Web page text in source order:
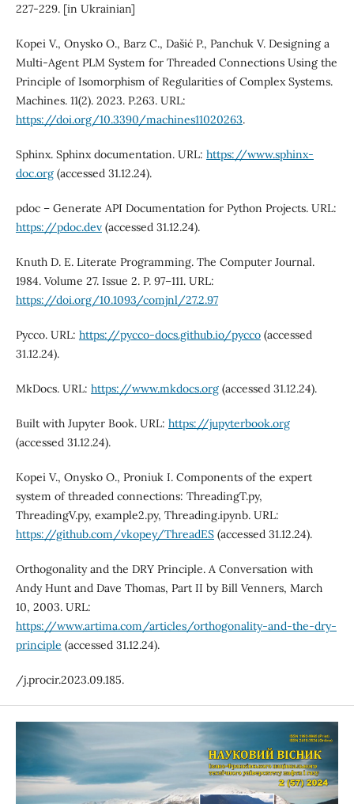
227-229. [in Ukrainian]
Kopei V., Onysko O., Barz C., Dašić P., Panchuk V. Designing a
Multi-Agent PLM System for Threaded Connections Using the
Principle of Isomorphism of Regularities of Complex Systems.
Machines. 11(2). 2023. P.263. URL:
https://doi.org/10.3390/machines11020263.
Sphinx. Sphinx documentation. URL: https://www.sphinx-
doc.org(accessed 31.12.24).
pdoc – Generate API Documentation for Python Projects. URL:
https://pdoc.dev(accessed 31.12.24).
Knuth D. E. Literate Programming. The Computer Journal.
1984. Volume 27. Issue 2. P. 97–111. URL:
https://doi.org/10.1093/comjnl/27.2.97
Pycco. URL: https://pycco-docs.github.io/pycco(accessed
31.12.24).
MkDocs. URL: https://www.mkdocs.org(accessed 31.12.24).
Built with Jupyter Book. URL: https://jupyterbook.org
(accessed 31.12.24).
Kopei V., Onysko O., Proniuk I. Components of the expert
system of threaded connections: ThreadingT.py,
ThreadingV.py, example2.py, Threading.ipynb. URL:
https://github.com/vkopey/ThreadES(accessed 31.12.24).
Orthogonality and the DRY Principle. A Conversation with
Andy Hunt and Dave Thomas, Part II by Bill Venners, March
10, 2003. URL:
https://www.artima.com/articles/orthogonality-and-the-dry-
principle (accessed 31.12.24).
/j.procir.2023.09.185.